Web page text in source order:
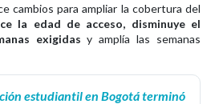
cambios para ampliar la cobertura del
la edad de acceso, disminuye el
exigidas y amplía las semanas
estudiantil en Bogotá terminó